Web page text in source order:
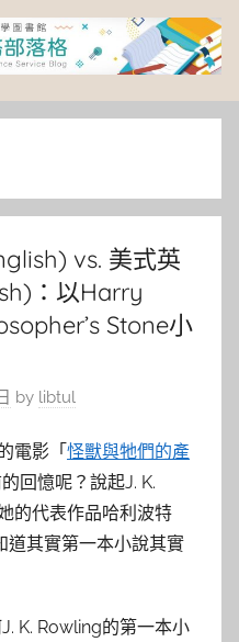
vs. 美式英
：以Harry
Stone小
by libtul
電影「怪獸與牠們的產
回憶呢？說起J. K.
的代表作品哈利波特
道其實第一本小說其實
K. Rowling的第一本小